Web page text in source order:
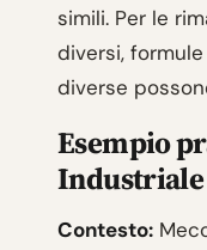
simili. Per le
diversi,
diverse
Esempio
Industriale
Contesto: